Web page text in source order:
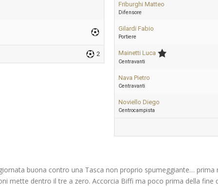
2
Friburghi Matteo
Difensore
Gilardi Fabio
Portiere
Mainetti Luca
Centravanti
Nava Pietro
Centravanti
Noviello Diego
Centrocampista
buona contro una Tasca non proprio spumeggiante…
mette dentro il tre a zero. Accorcia Biffi ma poco prima della